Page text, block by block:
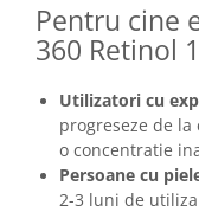
Pentru cine
360 Retinol
Utilizatori cu
progreseze de la
o concentratie
Persoane cu
2-3 luni de